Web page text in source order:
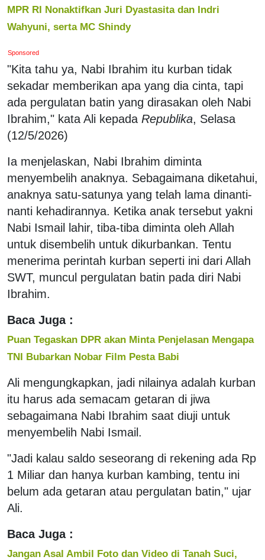
MPR RI Nonaktifkan Juri Dyastasita dan Indri
Wahyuni, serta MC Shindy
Sponsored
"Kita tahu ya, Nabi Ibrahim itu kurban tidak
sekadar memberikan apa yang dia cinta, tapi
ada pergulatan batin yang dirasakan oleh Nabi
Ibrahim," kata Ali kepada Republika, Selasa
(12/5/2026)
Ia menjelaskan, Nabi Ibrahim diminta
menyembelih anaknya. Sebagaimana diketahui,
anaknya satu-satunya yang telah lama dinanti-
nanti kehadirannya. Ketika anak tersebut yakni
Nabi Ismail lahir, tiba-tiba diminta oleh Allah
untuk disembelih untuk dikurbankan. Tentu
menerima perintah kurban seperti ini dari Allah
SWT, muncul pergulatan batin pada diri Nabi
Ibrahim.
Baca Juga :
Puan Tegaskan DPR akan Minta Penjelasan Mengapa
TNI Bubarkan Nobar Film Pesta Babi
Ali mengungkapkan, jadi nilainya adalah kurban
itu harus ada semacam getaran di jiwa
sebagaimana Nabi Ibrahim saat diuji untuk
menyembelih Nabi Ismail.
"Jadi kalau saldo seseorang di rekening ada Rp
1 Miliar dan hanya kurban kambing, tentu ini
belum ada getaran atau pergulatan batin," ujar
Ali.
Baca Juga :
Jangan Asal Ambil Foto dan Video di Tanah Suci,